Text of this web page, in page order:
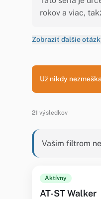
rokov a viac,
Zobraziť ďalšie
Už nikdy
21 výsledkov
Vašim filtrom
Aktívny
AT-ST Walker